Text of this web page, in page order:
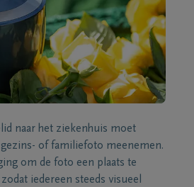
naar het ziekenhuis moet
of familiefoto meenemen.
om de foto een plaats te
iedereen steeds visueel